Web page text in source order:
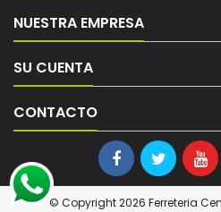
NUESTRA EMPRESA
SU CUENTA
CONTACTO
© Copyright 2026 Ferreteria